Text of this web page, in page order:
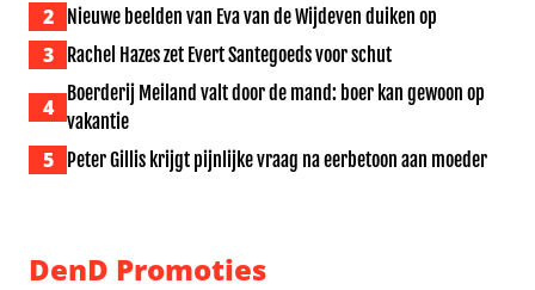
2 Nieuwe beelden van Eva van de Wijdeven duiken op
3 Rachel Hazes zet Evert Santegoeds voor schut
4
Boerderij Meiland valt door de mand: boer kan gewoon op
vakantie
5 Peter Gillis krijgt pijnlijke vraag na eerbetoon aan moeder
DenD Promoties